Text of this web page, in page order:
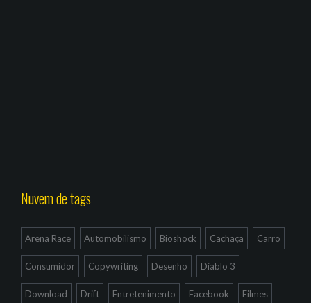
Nuvem de tags
Arena Race Automobilismo Bioshock Cachaça Carro
Consumidor Copywriting Desenho Diablo 3
Download Drift Entretenimento Facebook Filmes